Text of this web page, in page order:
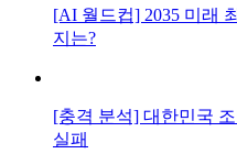
[AI 월드컵] 2035 미래
지는?
[충격 분석] 대한민국
실패